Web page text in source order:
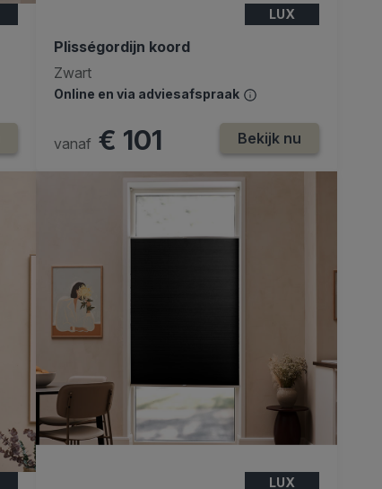
LUX
Plisségordijn koord
Zwart
Online en via adviesafspraak
vanaf € 101 Bekijk nu
LUX